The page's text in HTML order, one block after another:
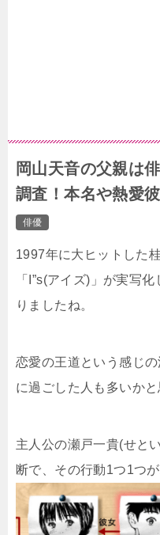
岡山天音の父親は
調査！本名や熱愛
俳優
1997年に大ヒットした
「I”s(アイズ)」が実写
りましたね。
恋愛の王道という感じ
に過ごした人も多いかと
主人公の瀬戸一貴(せと
断で、その行動1つ1つ